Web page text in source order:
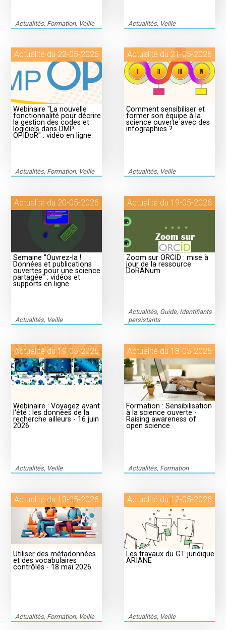
Actualités, Formation, Veille Actualités, Veille
Actualité du 22-05-2026
Webinaire "La nouvelle
fonctionnalité pour décrire
la gestion des codes et
logiciels dans DMP-
OPIDoR" : vidéo en ligne
Actualités, Formation, Veille
Actualité du 21-05-2026
Comment sensibiliser et
former son équipe à la
science ouverte avec des
infographies ?
Actualités, Veille
Actualité du 20-05-2026
Semaine "Ouvrez-la !
Données et publications
ouvertes pour une science
partagée" : vidéos et
supports en ligne
Actualités, Veille
Actualité du 19-05-2026
Zoom sur ORCID : mise à
jour de la ressource
DoRANum
Actualités, Guide, Identifiants
persistants
Actualité du 19-05-2026
Webinaire : Voyagez avant
l'été : les données de la
recherche ailleurs - 16 juin
2026
Actualités, Veille
Actualité du 18-05-2026
Formation : Sensibilisation
à la science ouverte -
Raising awareness of
open science
Actualités, Formation
Actualité du 13-05-2026
Utiliser des métadonnées
et des vocabulaires
contrôlés - 18 mai 2026
Actualités, Formation, Veille
Actualité du 12-05-2026
Les travaux du GT juridique
ARIANE
Actualités, Veille